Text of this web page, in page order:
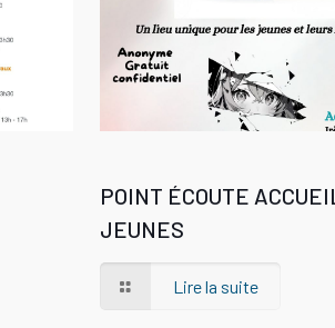
POINT ÉCOUTE ACCUEIL
JEUNES
Lire la suite